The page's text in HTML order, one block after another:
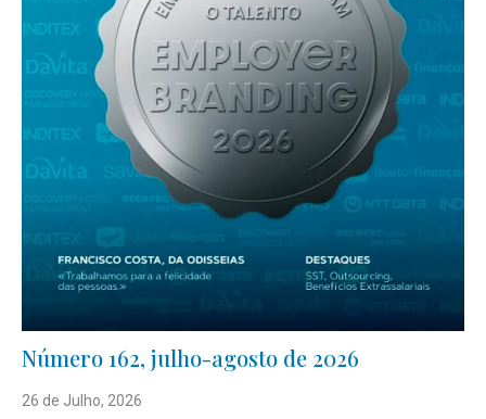
Número 162, julho-agosto de 2026
26 de Julho, 2026